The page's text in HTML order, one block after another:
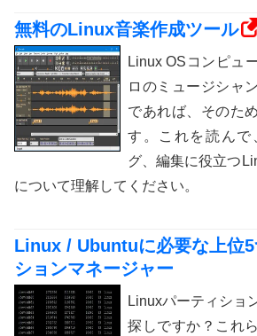
無料のLinux音楽作成ツール
Linux OSコンピュ
ロのミュージシャ
であれば、そのた
す。これを読んで
グ、編集に役立つ
について理解してください。
Linux / Ubuntuに必要な上位5
ションマネージャー
Linuxパーティショ
探しですか？これ